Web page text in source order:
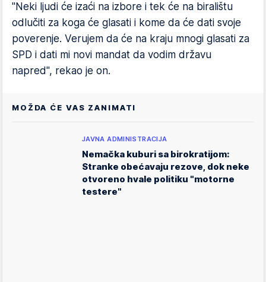
"Neki ljudi će izaći na izbore i tek će na biralištu
odlučiti za koga će glasati i kome da će dati svoje
poverenje. Verujem da će na kraju mnogi glasati za
SPD i dati mi novi mandat da vodim državu
napred", rekao je on.
MOŽDA ĆE VAS ZANIMATI
JAVNA ADMINISTRACIJA
Nemačka kuburi sa birokratijom:
Stranke obećavaju rezove, dok neke
otvoreno hvale politiku "motorne
testere"